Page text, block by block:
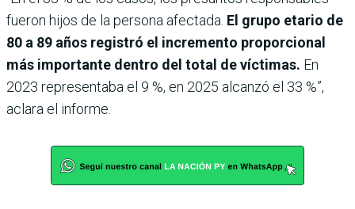
fueron hijos de la persona afectada. El grupo etario de
80 a 89 años registró el incremento proporcional
más importante dentro del total de víctimas. En
2023 representaba el 9 %, en 2025 alcanzó el 33 %”,
aclara el informe.